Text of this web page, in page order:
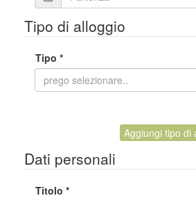
Tipo di alloggio
Tipo *
Aggiungi tipo di
Dati personali
Titolo *